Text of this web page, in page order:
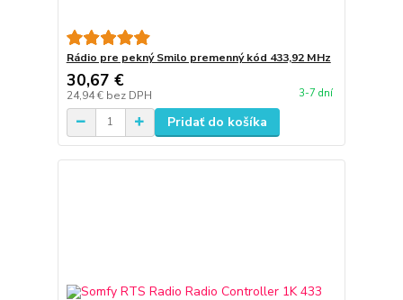
Rádio pre pekný Smilo premenný kód 433,92 MHz
30,67 €
24,94 € bez DPH 3-7 dní
Pridať do košíka